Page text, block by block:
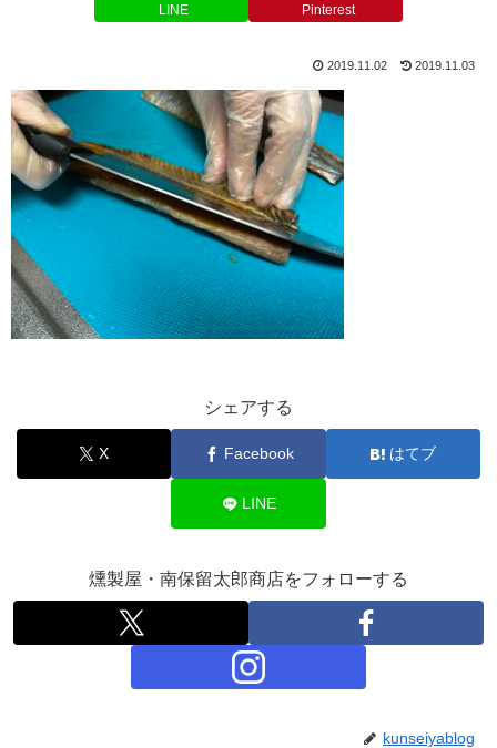
LINE Pinterest
2019.11.02 2019.11.03
シェアする
X Facebook はてブ
LINE
燻製屋・南保留太郎商店をフォローする
kunseiyablog